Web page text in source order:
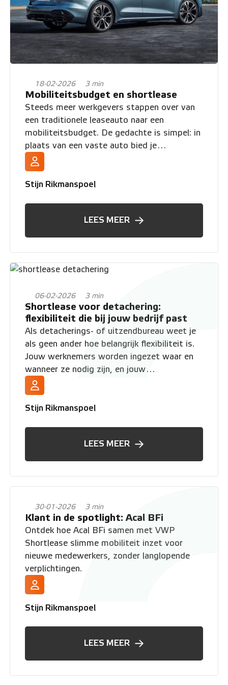
18-02-2026 3 min
Mobiliteitsbudget en shortlease
Steeds meer werkgevers stappen over van
een traditionele leaseauto naar een
mobiliteitsbudget. De gedachte is simpel: in
plaats van een vaste auto bied je
medewerkers een budget waarmee ze zelf
hun mobiliteit regelen.
Stijn Rikmanspoel
LEES MEER
06-02-2026 3 min
Shortlease voor detachering:
flexibiliteit die bij jouw bedrijf past
Als detacherings- of uitzendbureau weet je
als geen ander hoe belangrijk flexibiliteit is.
Jouw werknemers worden ingezet waar en
wanneer ze nodig zijn, en jouw
bedrijfsvoering moet daar soepel op kunnen
inspelen. Waarom zou je wagenpark dan niet
net zo flexibel zijn?
Stijn Rikmanspoel
LEES MEER
30-01-2026 3 min
Klant in de spotlight: Acal BFi
Ontdek hoe Acal BFi samen met VWP
Shortlease slimme mobiliteit inzet voor
nieuwe medewerkers, zonder langlopende
verplichtingen.
Stijn Rikmanspoel
LEES MEER